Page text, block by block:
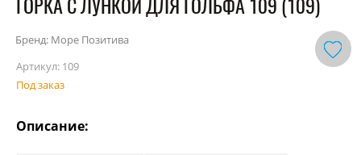
ГОРКА С ЛУНКОЙ ДЛЯ ГОЛЬФА 109 (109)
Бренд: Море Позитива
Артикул: 109
Под заказ
Описание: